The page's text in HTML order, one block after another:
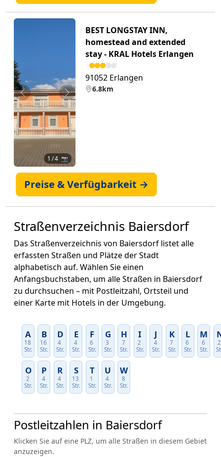
Zurück Weiter
1 / 4 📷
BEST LONGSTAY INN,
homestead and extended
stay - KRAL Hotels Erlangen
91052 Erlangen
6.8km
Preise & Verfügbarkeit →
Straßenverzeichnis Baiersdorf
Das Straßenverzeichnis von Baiersdorf listet alle
erfassten Straßen und Plätze der Stadt
alphabetisch auf. Wählen Sie einen
Anfangsbuchstaben, um alle Straßen in Baiersdorf
zu durchsuchen – mit Postleitzahl, Ortsteil und
einer Karte mit Hotels in der Umgebung.
A
18
Str.
B
16
Str.
D
4
Str.
E
4
Str.
F
6
Str.
G
3
Str.
H
7
Str.
I
2
Str.
J
4
Str.
K
7
Str.
L
6
Str.
M
6
Str.
O
2
Str.
P
4
Str.
R
4
Str.
S
13
Str.
T
1
Str.
U
4
Str.
W
8
Str.
Postleitzahlen in Baiersdorf
Klicken Sie auf eine PLZ, um alle Straßen in diesem Gebiet
anzuzeigen.